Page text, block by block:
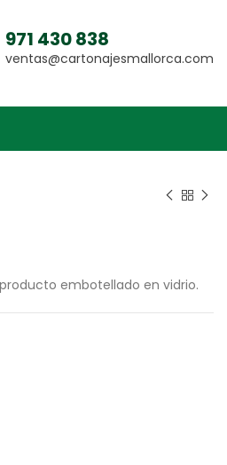
971 430 838
ventas@cartonajesmallorca.com
embotellado en vidrio.